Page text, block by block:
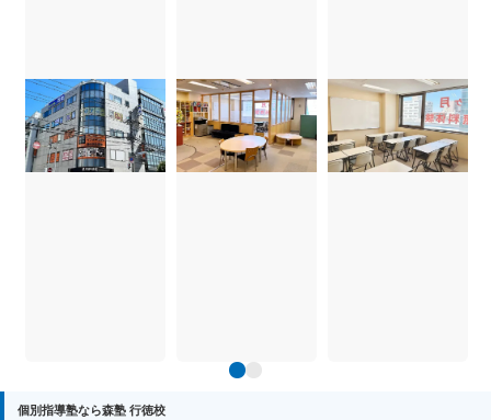
個別指導塾なら森塾 行徳校